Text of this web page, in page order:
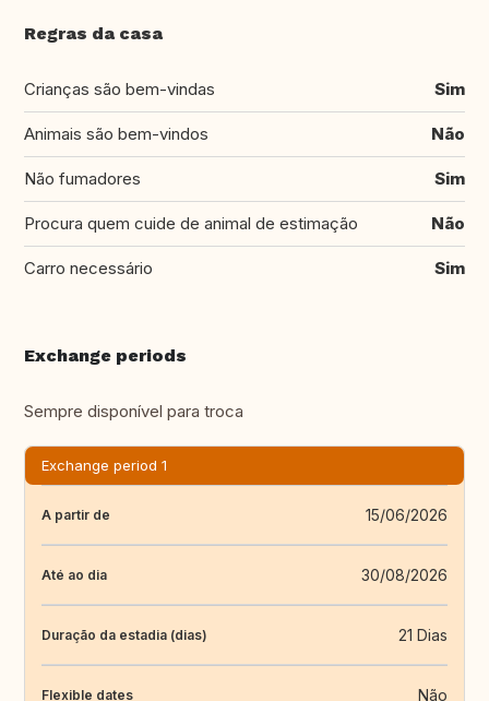
Regras da casa
Crianças são bem-vindas Sim
Animais são bem-vindos Não
Não fumadores Sim
Procura quem cuide de animal de estimação Não
Carro necessário Sim
Exchange periods
Sempre disponível para troca
Exchange period 1
A partir de 15/06/2026
Até ao dia 30/08/2026
Duração da estadia (dias) 21 Dias
Flexible dates Não